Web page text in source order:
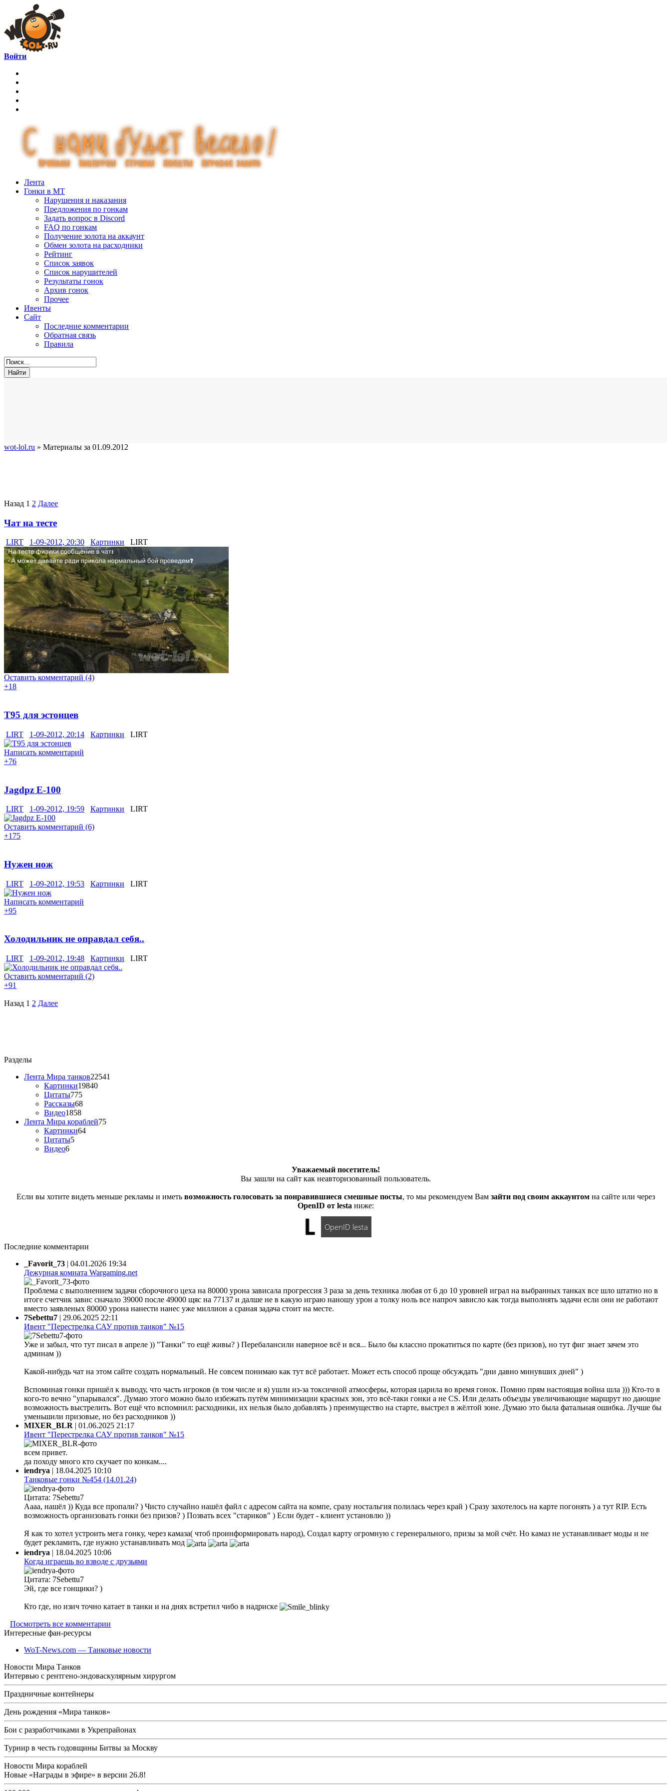
Войти
Лента
Гонки в МТ
Нарушения и наказания
Предложения по гонкам
Задать вопрос в Discord
FAQ по гонкам
Получение золота на аккаунт
Обмен золота на расходники
Рейтинг
Список заявок
Список нарушителей
Результаты гонок
Архив гонок
Прочее
Ивенты
Сайт
Последние комментарии
Обратная связь
Правила
wot-lol.ru » Материалы за 01.09.2012
Назад 1 2 Далее
Чат на тесте
LIRT 1-09-2012, 20:30 Картинки LIRT
Оставить комментарий (4)
+18
Т95 для эстонцев
LIRT 1-09-2012, 20:14 Картинки LIRT
Написать комментарий
+76
Jagdpz E-100
LIRT 1-09-2012, 19:59 Картинки LIRT
Оставить комментарий (6)
+175
Нужен нож
LIRT 1-09-2012, 19:53 Картинки LIRT
Написать комментарий
+95
Холодильник не оправдал себя..
LIRT 1-09-2012, 19:48 Картинки LIRT
Оставить комментарий (2)
+91
Назад 1 2 Далее
Разделы
Лента Мира танков22541
Картинки19840
Цитаты775
Рассказы68
Видео1858
Лента Мира кораблей75
Картинки64
Цитаты5
Видео6
Уважаемый посетитель!
Вы зашли на сайт как неавторизованный пользователь.
Если вы хотите видеть меньше рекламы и иметь возможность голосовать за понравившиеся смешные посты, то мы рекомендуем Вам зайти под своим аккаунтомна сайте или через
OpenID от lesta ниже:
OpenID lesta
Последние комментарии
_Favorit_73 | 04.01.2026 19:34
Дежурная комната Wargaming.net
Проблема с выполнением задачи сборочного цеха на 80000 урона зависала прогрессия 3 раза за день техника любая от 6 до 10 уровней играл на выбранных танках все шло штатно но в
итоге счетчик завис сначало 39000 после 49000 щяс на 77137 и далше не в какую играю наношу урон а толку ноль все напроч зависло как тогда выполнять задачи если они не работают
вместо заявленых 80000 урона нанести нанес уже миллион а сраная задача стоит на месте.
7Sebettu7 | 29.06.2025 22:11
Ивент "Перестрелка САУ против танков" №15
Уже и забыл, что тут писал в апреле )) "Танки" то ещё живы? ) Перебалансили наверное всё и вся... Было бы классно прокатиться по карте (без призов), но тут фиг знает зачем это
админам ))
Какой-нибудь чат на этом сайте создать нормальный. Не совсем понимаю как тут всё работает. Может есть способ проще обсуждать "дни давно минувших дней" )
Вспоминая гонки пришёл к выводу, что часть игроков (в том числе и я) ушли из-за токсичной атмосферы, которая царила во время гонок. Помню прям настоящая война шла ))) Кто-то в
кого-то вечно "упарывался". Думаю этого можно было избежать путём минимизации красных зон, это всё-таки гонки а не CS. Или делать объезды увеличивающие маршрут но дающие
возможность выстрелить. Вот ещё что вспомнил: расходники, их нельзя было добавлять ) преимущество на старте, выстрел в жёлтой зоне. Думаю это была фатальная ошибка. Лучше бы
уменьшили призовые, но без расходников ))
MIXER_BLR | 01.06.2025 21:17
Ивент "Перестрелка САУ против танков" №15
всем привет.
да походу много кто скучает по конкам....
iendrya | 18.04.2025 10:10
Танковые гонки №454 (14.01.24)
Цитата: 7Sebettu7
Аааа, нашёл )) Куда все пропали? ) Чисто случайно нашёл файл с адресом сайта на компе, сразу ностальгия полилась через край ) Сразу захотелось на карте погонять ) а тут RIP. Есть
возможность организовать гонки без призов? ) Позвать всех "стариков" ) Если будет - клиент установлю ))
Я как то хотел устроить мега гонку, через камаза( чтоб проинформировать народ), Создал карту огромную с геренерального, призы за мой счёт. Но камаз не устанавливает моды и не
будет рекламить, где нужно устанавливать мод
iendrya | 18.04.2025 10:06
Когда играешь во взводе с друзьями
Цитата: 7Sebettu7
Эй, где все гонщики? )
Кто где, но изич точно катает в танки и на днях встретил чибо в надриске
Посмотреть все комментарии
Интересные фан-ресурсы
WoT-News.com — Танковые новости
Новости Мира Танков
Интервью с рентгено-эндоваскулярным хирургом
Праздничные контейнеры
День рождения «Мира танков»
Бои с разработчиками в Укрепрайонах
Турнир в честь годовщины Битвы за Москву
Новости Мира кораблей
Новые «Награды в эфире» в версии 26.8!